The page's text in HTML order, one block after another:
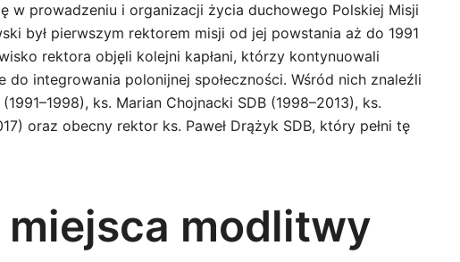
w prowadzeniu i organizacji życia duchowego Polskiej Misji
był pierwszym rektorem misji od jej powstania aż do 1991
rektora objęli kolejni kapłani, którzy kontynuowali
do integrowania polonijnej społeczności. Wśród nich znaleźli
ks. Marian Chojnacki SDB (1998–2013), ks.
oraz obecny rektor ks. Paweł Drążyk SDB, który pełni tę
modlitwy